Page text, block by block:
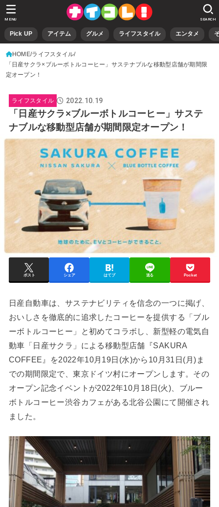
Pick UP アイテム グルメ ライフスタイル エンタメ
SEARCH
MENU
HOME ライフスタイル
「日産サクラ×ブルーボトルコーヒー」サステナブルな移動型店舗が期間限
定オープン！
ライフスタイル 2022.10.19
「日産サクラ×ブルーボトルコーヒー」サステ
ナブルな移動型店舗が期間限定オープン！
ポスト シェア はてブ 送る Pocket
日産自動車は、サステナビリティを信念の一つに掲げ、
おいしさを徹底的に追求したコーヒーを提供する「ブル
ーボトルコーヒー」と初めてコラボし、新型軽の電気自
動車「日産サクラ」による移動型店舗『SAKURA
COFFEE』を2022年10月19日(水)から10月31日(月)ま
での期間限定で、東京ドイツ村にオープンします。その
オープン記念イベントが2022年10月18日(火)、ブルー
ボトルコーヒー渋谷カフェがある北谷公園にて開催され
ました。